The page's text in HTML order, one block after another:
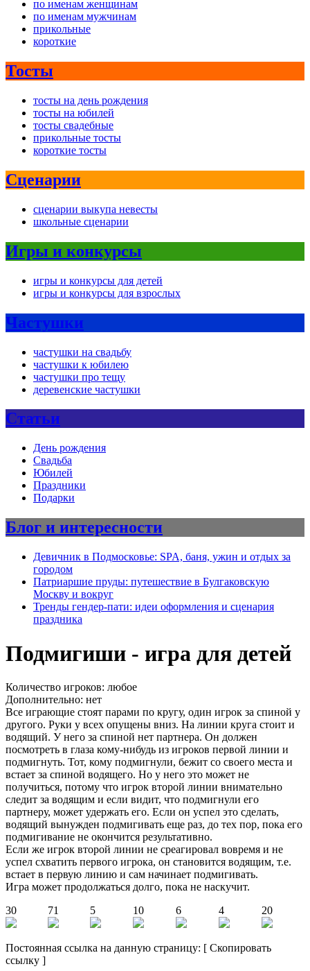
по именам женщинам
по именам мужчинам
прикольные
короткие
Тосты
тосты на день рождения
тосты на юбилей
тосты свадебные
прикольные тосты
короткие тосты
Сценарии
сценарии выкупа невесты
школьные сценарии
Игры и конкурсы
игры и конкурсы для детей
игры и конкурсы для взрослых
Частушки
частушки на свадьбу
частушки к юбилею
частушки про тещу
деревенские частушки
Статьи
День рождения
Свадьба
Юбилей
Праздники
Подарки
Блог и интересности
Девичник в Подмосковье: SPA, баня, ужин и отдых за
городом
Патриаршие пруды: путешествие в Булгаковскую
Москву и вокруг
Тренды гендер-пати: идеи оформления и сценария
праздника
Подмигиши - игра для детей
Количество игроков: любое
Дополнительно: нет
Все играющие стоят парами по кругу, один игрок за спиной у
другого. Руки у всех опущены вниз. На линии круга стоит и
водящий. У него за спиной нет партнера. Он должен
посмотреть в глаза кому-нибудь из игроков первой линии и
подмигнуть. Тот, кому подмигнули, бежит со своего места и
встает за спиной водящего. Но у него это может не
получиться, потому что игрок второй линии внимательно
следит за водящим и если видит, что подмигнули его
партнеру, может удержать его. Если он успел это сделать,
водящий вынужден подмигивать еще раз, до тех пор, пока его
подмигивание не окончится результативно.
Если же игрок второй линии не среагировал вовремя и не
успел схватить первого игрока, он становится водящим, т.е.
встает в первую линию и сам начинает подмигивать.
Игра может продолжаться долго, пока не наскучит.
30
71 5 10 6 4 20
Постоянная ссылка на данную страницу: [ Скопировать
ссылку ]